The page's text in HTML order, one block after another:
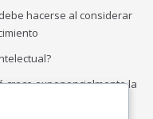
hacerse al considerar
crece exponencialmente la